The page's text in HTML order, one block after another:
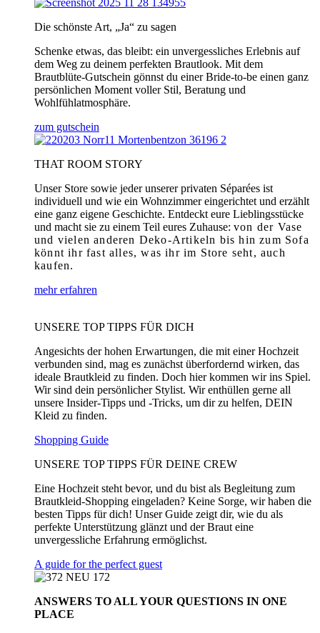
Die schönste Art, „Ja“ zu sagen
Schenke etwas, das bleibt: ein unvergessliches Erlebnis auf
dem Weg zu deinem perfekten Brautlook. Mit dem
Brautblüte-Gutschein gönnst du einer Bride-to-be einen ganz
persönlichen Moment voller Stil, Beratung und
Wohlfühlatmosphäre.
zum gutschein
THAT ROOM STORY
Unser Store sowie jeder unserer privaten Séparées ist
individuell und wie ein Wohnzimmer eingerichtet und erzählt
eine ganz eigene Geschichte. Entdeckt eure Lieblingsstücke
und macht sie zu einem Teil eures Zuhause: von der Vase
und vielen anderen Deko-Artikeln bis hin zum Sofa
könnt ihr fast alles, was ihr im Store seht, auch
kaufen.
mehr erfahren
UNSERE TOP TIPPS FÜR DICH
Angesichts der hohen Erwartungen, die mit einer Hochzeit
verbunden sind, mag es zunächst überfordernd wirken, das
ideale Brautkleid zu finden. Doch hier kommen wir ins Spiel.
Wir sind dein persönlicher Stylist. Wir enthüllen gerne all
unsere Insider-Tipps und -Tricks, um dir zu helfen, DEIN
Kleid zu finden.
Shopping Guide
UNSERE TOP TIPPS FÜR DEINE CREW
Eine Hochzeit steht bevor, und du bist als Begleitung zum
Brautkleid-Shopping eingeladen? Keine Sorge, wir haben die
besten Tipps für dich! Unser Guide zeigt dir, wie du als
perfekte Unterstützung glänzt und der Braut eine
unvergessliche Erfahrung ermöglichst.
A guide for the perfect guest
ANSWERS TO ALLYOUR QUESTIONS IN ONE
PLACE